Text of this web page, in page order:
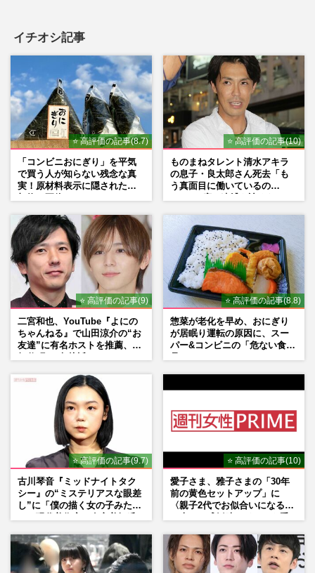
イチオシ記事
⭐ 高評価の記事(8.7)
「コンビニおにぎり」を平気
で買う人が知らない残念な真
実！原材料表示に隠された添
⭐ 高評価の記事(10)
ものまねタレント清水アキラ
の息子・良太郎さん死去「も
う真面目に働いているの
⭐ 高評価の記事(9)
二宮和也、YouTube『よにの
ちゃんねる』で山田涼介の“お
友達”に有名ホストを推薦、歌
⭐ 高評価の記事(8.8)
惣菜が老化を早め、おにぎり
が居眠り運転の原因に、スー
パー&コンビニの「危ない食
⭐ 高評価の記事(9.7)
古川琴音『ミッドナイトタク
シー』の“ミステリアスな眼差
し”に「僕の描く女の子みた
⭐ 高評価の記事(10)
愛子さま、雅子さまの「30年
前の黄色セットアップ」に
〈親子2代でお似合いになる〉